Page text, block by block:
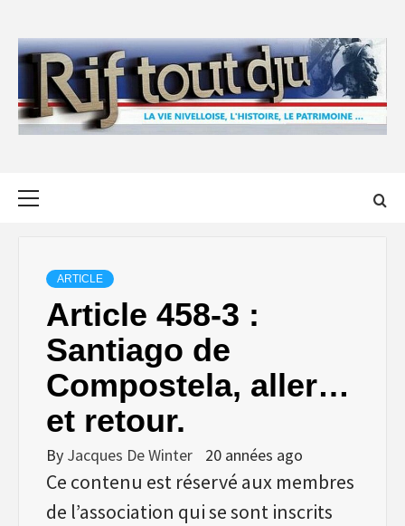
content
ARTICLE
Article 458-3 :
Santiago de
Compostela, aller…
et retour.
By Jacques De Winter 20 années ago
Ce contenu est réservé aux membres
de l’association qui se sont inscrits